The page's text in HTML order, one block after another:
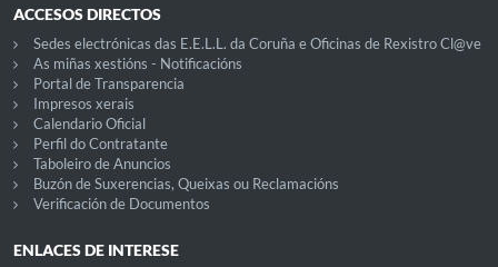
ACCESOS DIRECTOS
Sedes electrónicas das E.E.L.L. da Coruña e Oficinas de Rexistro Cl@ve
As miñas xestións - Notificacións
Portal de Transparencia
Impresos xerais
Calendario Oficial
Perfil do Contratante
Taboleiro de Anuncios
Buzón de Suxerencias, Queixas ou Reclamacións
Verificación de Documentos
ENLACES DE INTERESE